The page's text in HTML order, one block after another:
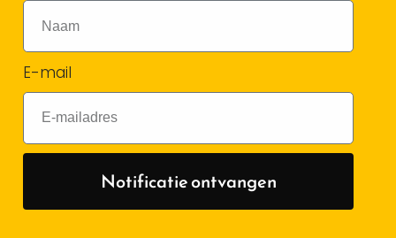
E-mail
Notificatie ontvangen